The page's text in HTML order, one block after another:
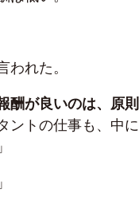
われた。
酬が良いのは、原
ントの仕事も、中